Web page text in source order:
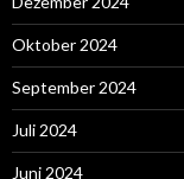
Oktober 2024
September 2024
Juli 2024
Juni 2024